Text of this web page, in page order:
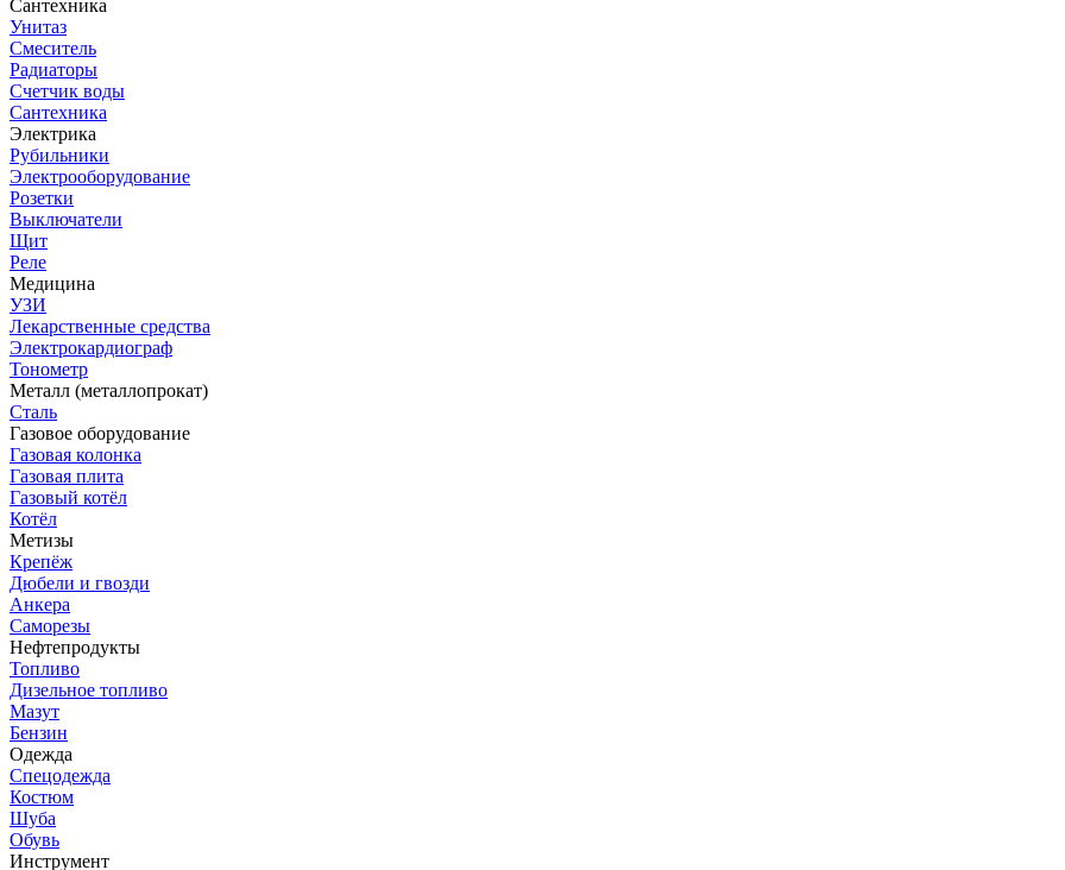
Сантехника
Унитаз
Смеситель
Радиаторы
Счетчик воды
Сантехника
Электрика
Рубильники
Электрооборудование
Розетки
Выключатели
Щит
Реле
Медицина
УЗИ
Лекарственные средства
Электрокардиограф
Тонометр
Металл (металлопрокат)
Сталь
Газовое оборудование
Газовая колонка
Газовая плита
Газовый котёл
Котёл
Метизы
Крепёж
Дюбели и гвозди
Анкера
Саморезы
Нефтепродукты
Топливо
Дизельное топливо
Мазут
Бензин
Одежда
Спецодежда
Костюм
Шуба
Обувь
Инструмент